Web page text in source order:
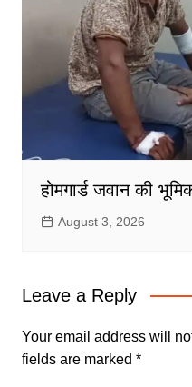
होमगार्ड जवान की
August 3, 2026
Leave a Reply
Your email address will
fields are marked *